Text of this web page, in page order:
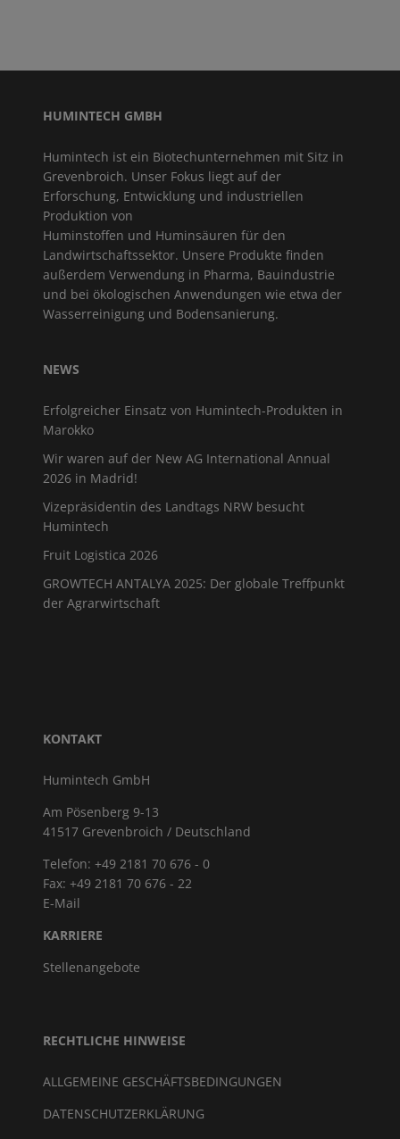
HUMINTECH GMBH
Humintech ist ein Biotechunternehmen mit Sitz in
Grevenbroich. Unser Fokus liegt auf der
Erforschung, Entwicklung und industriellen
Produktion von
Huminstoffen und Huminsäuren für den
Landwirtschaftssektor. Unsere Produkte finden
außerdem Verwendung in Pharma, Bauindustrie
und bei ökologischen Anwendungen wie etwa der
Wasserreinigung und Bodensanierung.
NEWS
Erfolgreicher Einsatz von Humintech-Produkten in
Marokko
Wir waren auf der New AG International Annual
2026 in Madrid!
Vizepräsidentin des Landtags NRW besucht
Humintech
Fruit Logistica 2026
GROWTECH ANTALYA 2025: Der globale Treffpunkt
der Agrarwirtschaft
KONTAKT
Humintech GmbH
Am Pösenberg 9-13
41517 Grevenbroich / Deutschland
Telefon: +49 2181 70 676 - 0
Fax: +49 2181 70 676 - 22
E-Mail
KARRIERE
Stellenangebote
RECHTLICHE HINWEISE
ALLGEMEINE GESCHÄFTSBEDINGUNGEN
DATENSCHUTZERKLÄRUNG